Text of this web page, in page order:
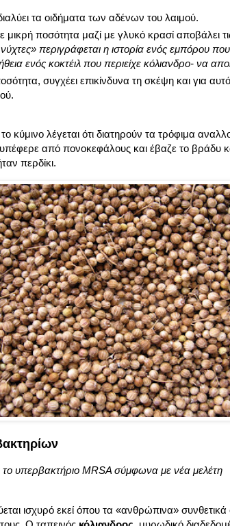
τα οιδήματα των αδένων του λαιμού.
ποσότητα μαζί με γλυκό κρασί αποβάλει
νύχτες» περιγράφεται η ιστορία ενός εμπόρου
ενός κοκτέιλ που περιείχε κόλιανδρο- να
συγχέει επικίνδυνα τη σκέψη και για
κύμινο λέγεται ότι διατηρούν τα τρόφιμα
υπέφερε από πονοκεφάλους και έβαζε το βράδυ
περδίκι.
το υπερβακτήριο MRSA σύμφωνα με νέα μελέτη
ισχυρό εκεί όπου τα «ανθρώπινα»